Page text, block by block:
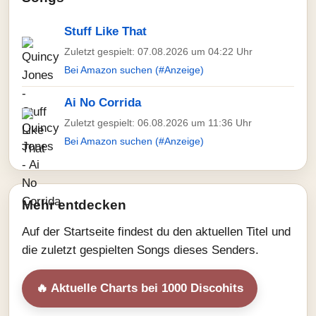
Stuff Like That
Zuletzt gespielt: 07.08.2026 um 04:22 Uhr
Bei Amazon suchen (#Anzeige)
Ai No Corrida
Zuletzt gespielt: 06.08.2026 um 11:36 Uhr
Bei Amazon suchen (#Anzeige)
Mehr entdecken
Auf der Startseite findest du den aktuellen Titel und
die zuletzt gespielten Songs dieses Senders.
🔥 Aktuelle Charts bei 1000 Discohits